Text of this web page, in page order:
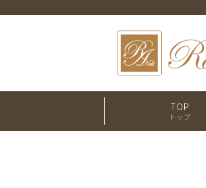
TOP
トップ